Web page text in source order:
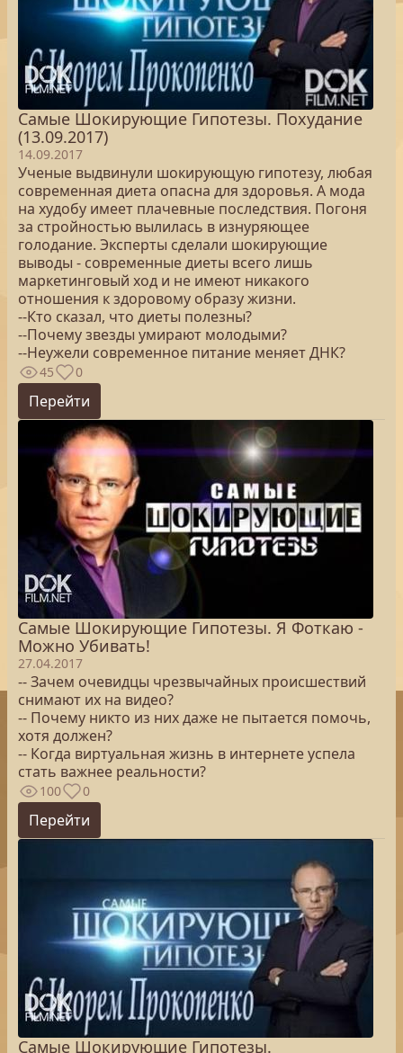
Самые Шокирующие Гипотезы. Похудание
(13.09.2017)
14.09.2017
Ученые выдвинули шокирующую гипотезу, любая
современная диета опасна для здоровья. А мода
на худобу имеет плачевные последствия. Погоня
за стройностью вылилась в изнуряющее
голодание. Эксперты сделали шокирующие
выводы - современные диеты всего лишь
маркетинговый ход и не имеют никакого
отношения к здоровому образу жизни.
--Кто сказал, что диеты полезны?
--Почему звезды умирают молодыми?
--Неужели современное питание меняет ДНК?
45 0
Перейти
Самые Шокирующие Гипотезы. Я Фоткаю -
Можно Убивать!
27.04.2017
-- Зачем очевидцы чрезвычайных происшествий
снимают их на видео?
-- Почему никто из них даже не пытается помочь,
хотя должен?
-- Когда виртуальная жизнь в интернете успела
стать важнее реальности?
100 0
Перейти
Самые Шокирующие Гипотезы.